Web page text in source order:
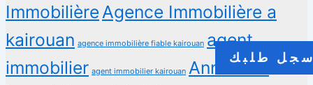
طلبك
Immobilière Agence Immobilière a
kairouan agence immobilière fiable kairouan agent
immobilier agent immobilier kairouan Annonces